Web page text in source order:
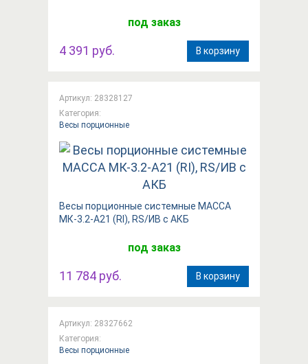
под заказ
4 391 руб. В корзину
Артикул: 28328127
Категория:
Весы порционные
Весы порционные системные МАССА
МК-3.2-А21 (RI), RS/ИВ с АКБ
под заказ
11 784 руб. В корзину
Артикул: 28327662
Категория:
Весы порционные